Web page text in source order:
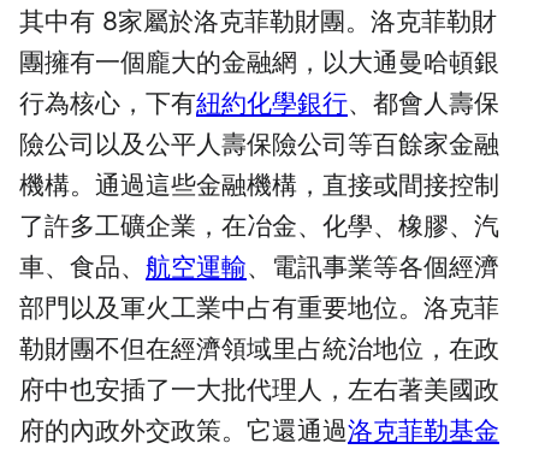
其中有 8家屬於洛克菲勒財團。洛克菲勒財
團擁有一個龐大的金融網，以大通曼哈頓銀
行為核心，下有紐約化學銀行、都會人壽保
險公司以及公平人壽保險公司等百餘家金融
機構。通過這些金融機構，直接或間接控制
了許多工礦企業，在冶金、化學、橡膠、汽
車、食品、 航空運輸、電訊事業等各個經濟
部門以及軍火工業中占有重要地位。洛克菲
勒財團不但在經濟領域里占統治地位，在政
府中也安插了一大批代理人，左右著美國政
府的內政外交政策。它還通過洛克菲勒基金